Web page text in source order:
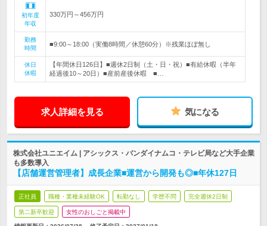
初年度
年収
330万円～456万円
勤務
時間
■9:00～18:00（実働8時間／休憩60分）※残業ほぼ無し
休日
休暇
【年間休日126日】■週休2日制（土・日・祝）■有給休暇（半年
経過後10～20日）■産前産後休暇 ■…
求人詳細を見る 気になる
株式会社ユニエイム | アシックス・バンダイナムコ・テレビ局など大手企業
も多数導入
【店舗運営管理者】成長企業■運営から開発も◎■年休127日
正社員 職種・業種未経験OK 転勤なし 学歴不問 完全週休2日制
第二新卒歓迎 女性のおしごと掲載中